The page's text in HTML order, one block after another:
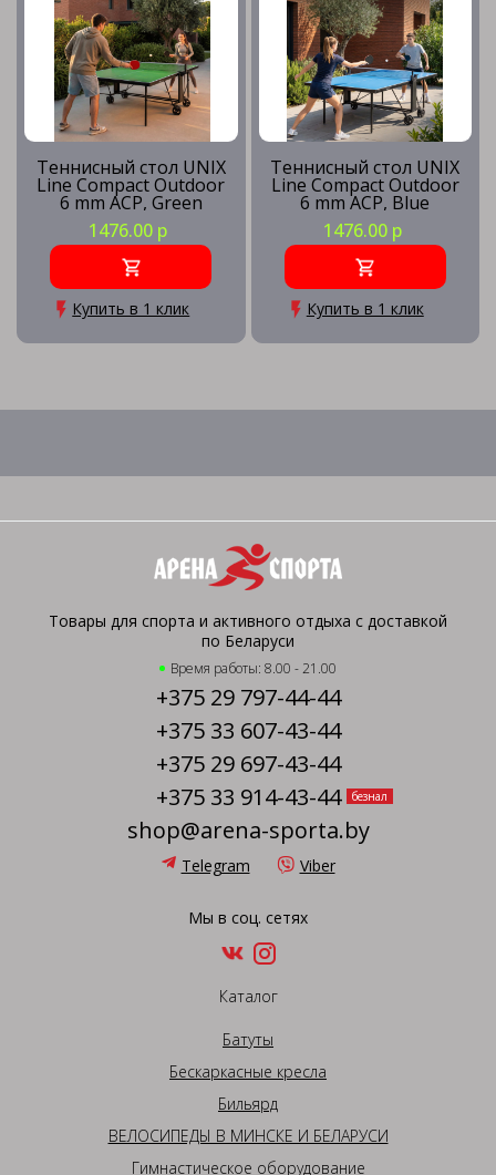
Теннисный стол UNIX
Line Compact Outdoor
6 mm ACP, Green
1476.00 р
Купить в 1 клик
Теннисный стол UNIX
Line Compact Outdoor
6 mm ACP, Blue
1476.00 р
Купить в 1 клик
Товары для спорта и активного отдыха с доставкой
по Беларуси
Время работы: 8.00 - 21.00
+375 29 797-44-44
+375 33 607-43-44
+375 29 697-43-44
+375 33 914-43-44
безнал
shop@arena-sporta.by
Telegram Viber
Мы в соц. сетях
Каталог
Батуты
Бескаркасные кресла
Бильярд
ВЕЛОСИПЕДЫ В МИНСКЕ И БЕЛАРУСИ
Гимнастическое оборудование